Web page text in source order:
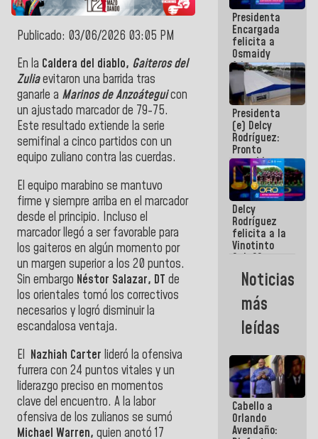
Publicado: 03/06/2026 03:05 PM
En la Caldera del diablo, Gaiteros del
Zuliaevitaron una barrida tras
ganarle a Marinos de Anzoáteguicon
un ajustado marcador de 79-75.
Este resultado extiende la serie
semifinal a cinco partidos con un
equipo zuliano contra las cuerdas.
El equipo marabino se mantuvo
firme y siempre arriba en el marcador
desde el principio. Incluso el
marcador llegó a ser favorable para
los gaiteros en algún momento por
un margen superior a los 20 puntos.
Sin embargo Néstor Salazar, DT de
los orientales tomó los correctivos
necesarios y logró disminuir la
escandalosa ventaja.
El Nazhiah Carter lideró la ofensiva
furrera con 24 puntos vitales y un
liderazgo preciso en momentos
clave del encuentro. A la labor
ofensiva de los zulianos se sumó
Michael Warren, quien anotó 17
fondos de
emergencia
post-sismos
Presidenta
Encargada
felicita a
Osmaidy
Arias y
Giraly
Marcano por
hacer
historia en
los
Centroamericanos
Presidenta
(e) Delcy
Rodríguez:
Pronto
restableceremos
las
operaciones
en el
Aeropuerto
Internacional
de
Maiquetía
Delcy
Rodríguez
felicita a la
Vinotinto
Sub 20
campeona
frente
México Sub
23 en los
Centroamericanos
Noticias
más
leídas
Cabello a
Orlando
Avendaño: